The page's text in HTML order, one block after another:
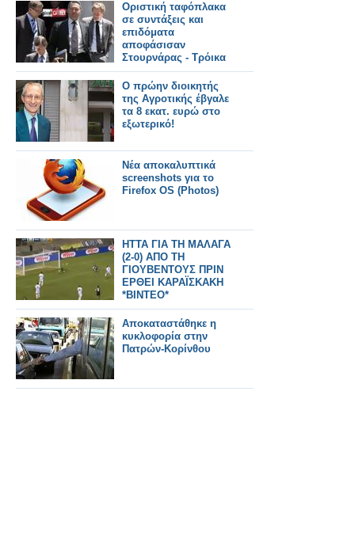
Οριστική ταφόπλακα
σε συντάξεις και
επιδόματα
αποφάσισαν
Στουρνάρας - Τρόικα
O πρώην διοικητής
της Αγροτικής έβγαλε
τα 8 εκατ. ευρώ στο
εξωτερικό!
Νέα αποκαλυπτικά
screenshots για το
Firefox OS (Photos)
ΗΤΤΑ ΓΙΑ ΤΗ ΜΑΛΑΓΑ
(2-0) ΑΠΟ ΤΗ
ΓΙΟΥΒΕΝΤΟΥΣ ΠΡΙΝ
ΕΡΘΕΙ ΚΑΡΑΪΣΚΑΚΗ
*ΒΙΝΤΕΟ*
Αποκαταστάθηκε η
κυκλοφορία στην
Πατρών-Κορίνθου